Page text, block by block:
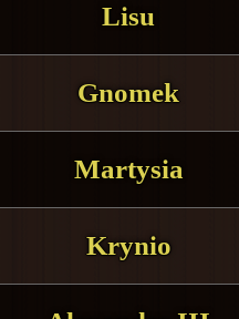
Lisu
Gnomek
Martysia
Krynio